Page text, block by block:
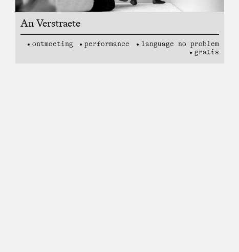
An Verstraete
ontmoeting performance
language no problem
gratis